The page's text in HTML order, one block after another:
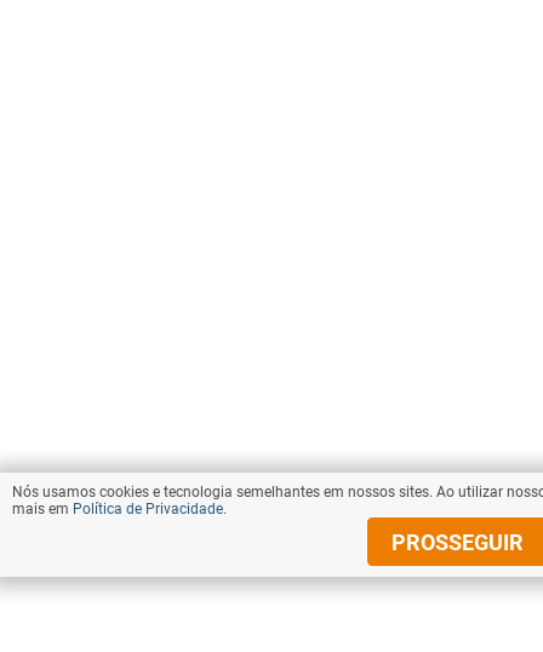
Nós usamos cookies e tecnologia semelhantes em nossos sites. Ao utilizar
mais em Política de Privacidade.
PROSSEGUIR